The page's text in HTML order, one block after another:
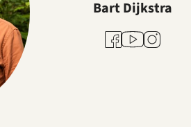
Bart Dijkstra
Facebook
YoutubeInstagram